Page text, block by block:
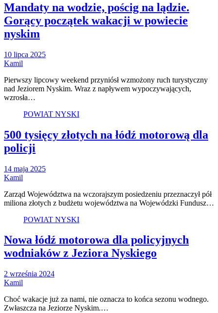
Mandaty na wodzie, pościg na lądzie.
Gorący początek wakacji w powiecie
nyskim
10 lipca 2025
Kamil
Pierwszy lipcowy weekend przyniósł wzmożony ruch turystyczny
nad Jeziorem Nyskim. Wraz z napływem wypoczywających,
wzrosła…
POWIAT NYSKI
500 tysięcy złotych na łódź motorową dla
policji
14 maja 2025
Kamil
Zarząd Województwa na wczorajszym posiedzeniu przeznaczył pół
miliona złotych z budżetu województwa na Wojewódzki Fundusz…
POWIAT NYSKI
Nowa łódź motorowa dla policyjnych
wodniaków z Jeziora Nyskiego
2 września 2024
Kamil
Choć wakacje już za nami, nie oznacza to końca sezonu wodnego.
Zwłaszcza na Jeziorze Nyskim.…